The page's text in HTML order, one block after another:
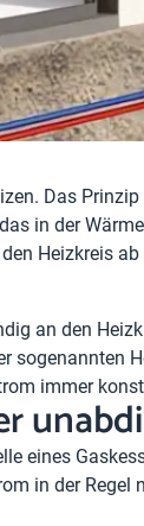
Das
in der
Heizkreis
an den
sogenannten
immer
eines
in der Regel